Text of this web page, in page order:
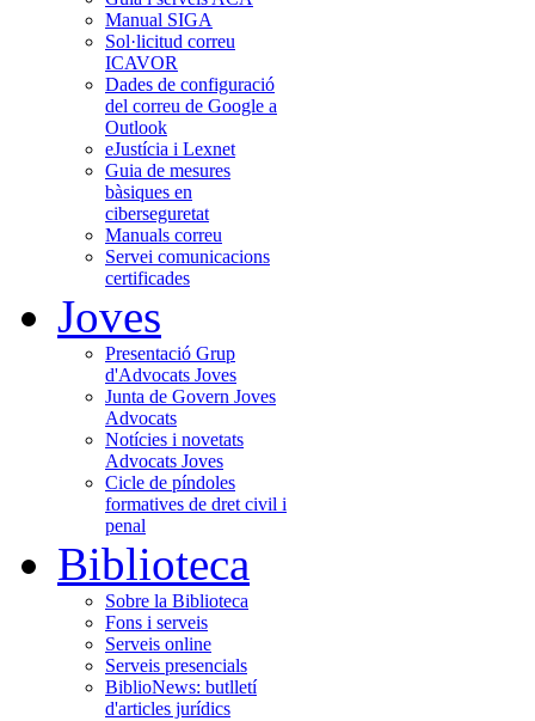
Manual SIGA
Sol·licitud correu
ICAVOR
Dades de configuració
del correu de Google a
Outlook
eJustícia i Lexnet
Guia de mesures
bàsiques en
ciberseguretat
Manuals correu
Servei comunicacions
certificades
Joves
Presentació Grup
d'Advocats Joves
Junta de Govern Joves
Advocats
Notícies i novetats
Advocats Joves
Cicle de píndoles
formatives de dret civil i
penal
Biblioteca
Sobre la Biblioteca
Fons i serveis
Serveis online
Serveis presencials
BiblioNews: butlletí
d'articles jurídics